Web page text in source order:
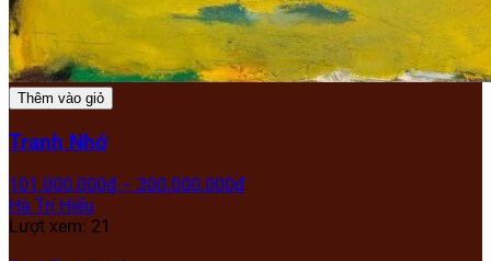
Thêm vào giỏ
Tranh Nhớ
101.000.000₫ – 300.000.000₫
Hà Trí Hiếu
Lượt xem: 21